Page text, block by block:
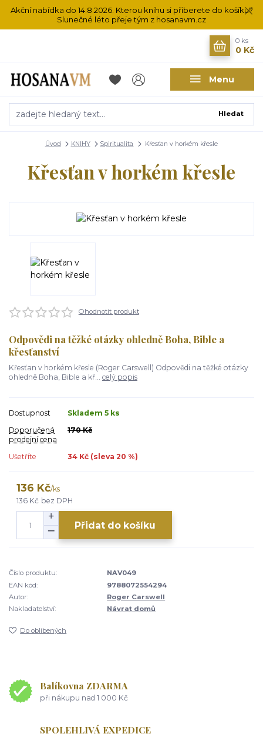
Akční nabídka do 14.8.2026. Kterou knihu si přiberete do košíku?
Slunečné léto přeje tým z hosanavm.cz
Menu
Hledat
0 ks
0 Kč
Úvod KNIHY Spiritualita Křesťan v horkém křesle
Křesťan v horkém křesle
Ohodnotit produkt
Odpovědi na těžké otázky ohledně Boha, Bible a
křesťanství
Křesťan v horkém křesle (Roger Carswell) Odpovědi na těžké otázky
ohledně Boha, Bible a kř... celý popis
Dostupnost
Skladem 5 ks
Doporučená
prodejní cena
170 Kč
Ušetříte 34 Kč (sleva 20 %)
136 Kč/ks
136 Kč bez DPH
Přidat do košíku
Číslo produktu:
NAV049
EAN kód:
9788072554294
Autor:
Roger Carswell
Nakladatelství:
Návrat domů
Do oblíbených
Balíkovna ZDARMA
při nákupu nad 1 000 Kč
SPOLEHLIVÁ EXPEDICE